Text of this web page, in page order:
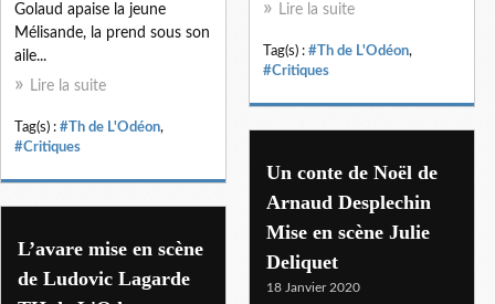
Lire la suite
Tag(s) : #Th de L'Odéon,
#Critiques
Golaud apaise la jeune
Mélisande, la prend sous son
aile...
Lire la suite
Tag(s) : #Th de L'Odéon,
#Critiques
Un conte de Noël de
Arnaud Desplechin
Mise en scène Julie
Deliquet
18 Janvier 2020
L’avare mise en scène
de Ludovic Lagarde